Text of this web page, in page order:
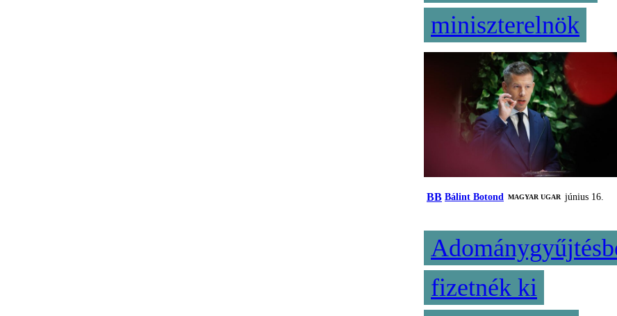
miniszterelnök
BB Bálint Botond MAGYAR UGAR június 16.
fizetnék ki